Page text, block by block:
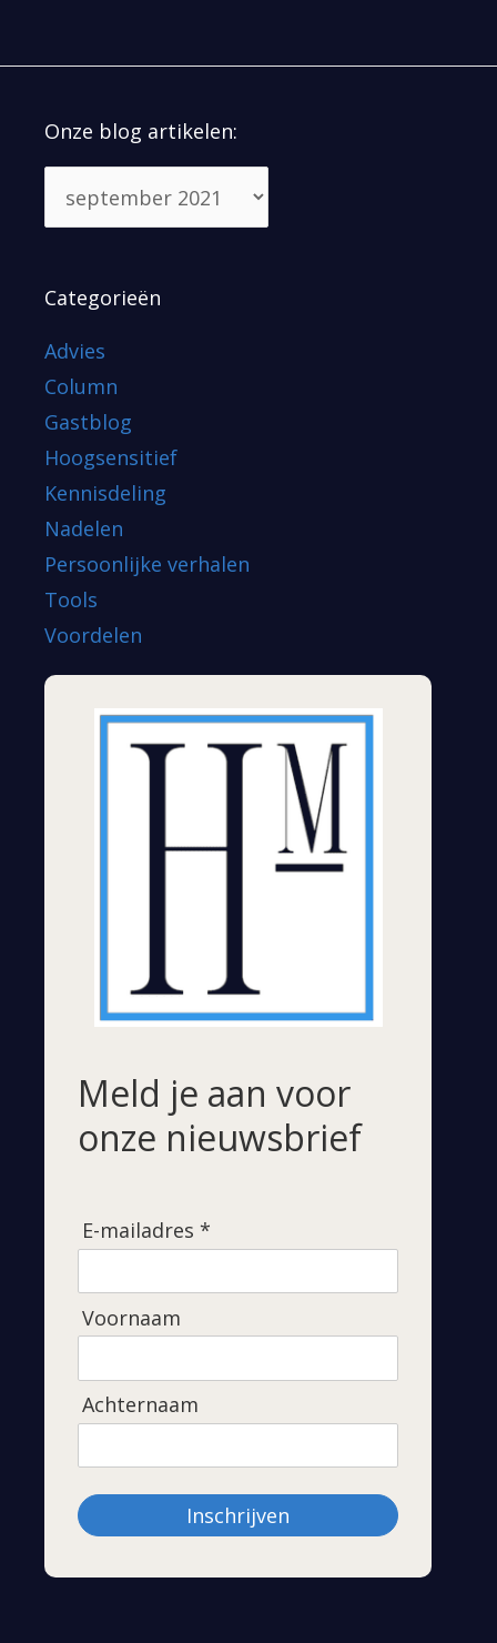
Onze blog artikelen:
Categorieën
Advies
Column
Gastblog
Hoogsensitief
Kennisdeling
Nadelen
Persoonlijke verhalen
Tools
Voordelen
Meld je aan voor
onze nieuwsbrief
E-mailadres *
Voornaam
Achternaam
Inschrijven